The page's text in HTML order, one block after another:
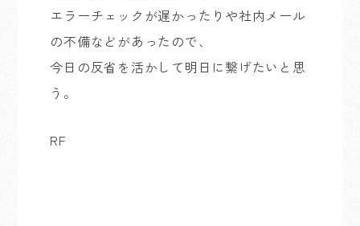
エラーチェックが遅かったりや社内メール
の不備などがあったので、
今日の反省を活かして明日に繋げたいと思
う。
RF